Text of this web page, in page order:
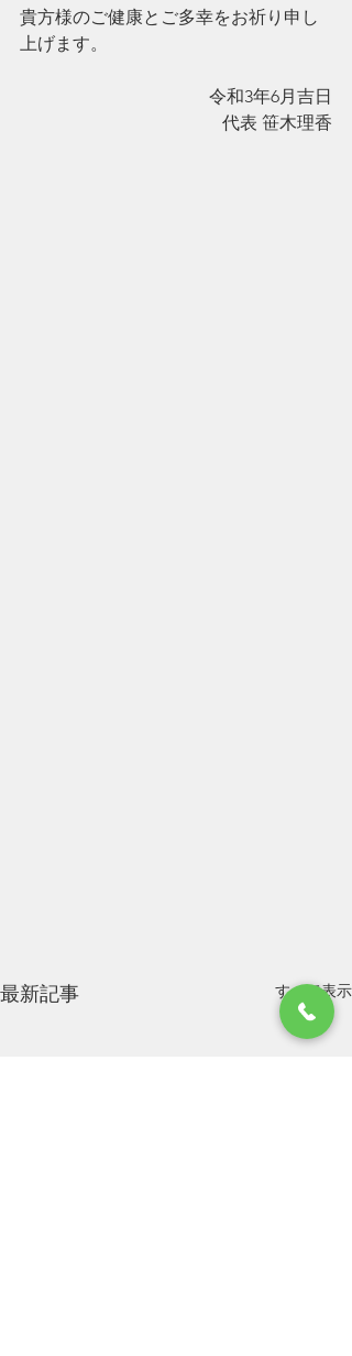
貴方様のご健康とご多幸をお祈り申し
上げます。
令和3年6月吉日
代表 笹木理香
最新記事 すべて表示